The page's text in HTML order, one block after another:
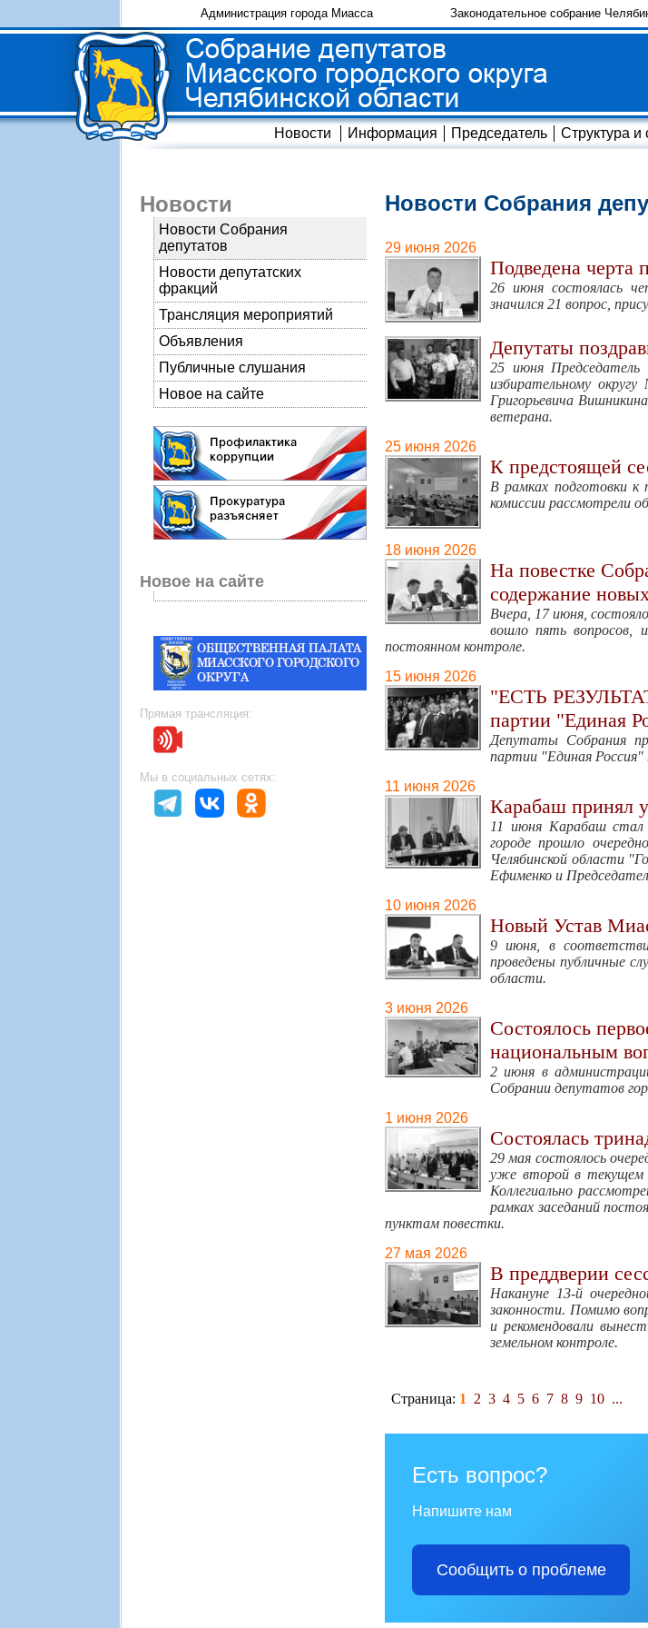
Администрация города Миасса Законодательное собрание
Новости Информация Председатель Структура и
Новости
Новости Собрания
депутатов
Новости депутатских
фракций
Трансляция мероприятий
Объявления
Публичные слушания
Новое на сайте
Новое на сайте
Прямая трансляция:
Мы в социальных сетях:
Новости Собрания
29 июня 2026
Подведена черта
26 июня состоялась
значился 21 вопрос,
Депутаты
25 июня
избирательному
Григорьевича
ветерана.
25 июня 2026
К предстоящей
В рамках подготовки к
комиссии рассмотрели
18 июня 2026
На повестке
содержание
Вчера, 17 июня,
вошло пять вопросов,
постоянном контроле.
15 июня 2026
"ЕСТЬ
партии "Единая
Депутаты Собрания
партии "Единая
11 июня 2026
Карабаш принял
11 июня Карабаш
городе прошло
Челябинской области
Ефименко и
10 июня 2026
Новый Устав
9 июня, в
проведены публичные
области.
3 июня 2026
Состоялось
национальным
2 июня в
Собрании депутатов
1 июня 2026
Состоялась
29 мая состоялось
уже второй в текущем
Коллегиально
рамках заседаний
пунктам повестки.
27 мая 2026
В преддверии
Накануне 13-й
законности. Помимо
и рекомендовали
земельном контроле.
Страница: 1 2 3 4 5 6 7 8 9 10 ...
Есть вопрос?
Напишите нам
Сообщить о проблеме